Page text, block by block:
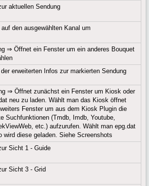
aktuellen Sendung
den ausgewählten Kanal um
⇒ Öffnet ein Fenster um ein anderes Bouquet
erweiterten Infos zur markierten Sendung
⇒ Öffnet zunächst ein Fenster um Kiosk oder
neu zu laden. Wählt man das Kiosk öffnet
Fenster um aus dem Kiosk Plugin die
Suchfunktionen (Tmdb, Imdb, Youtube,
etc.) aufzurufen. Wählt man epg.dat
wird diese geladen. Siehe Screenshots
Sicht 1 - Guide
Sicht 3 - Grid